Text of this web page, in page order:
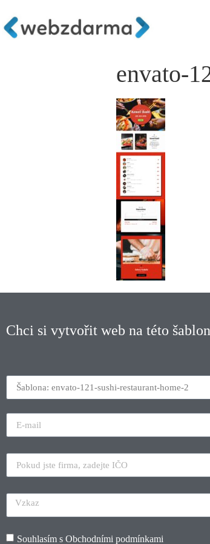
envato-
Chci si vytvořit web na této
Souhlasím s Obchodními podmínkami